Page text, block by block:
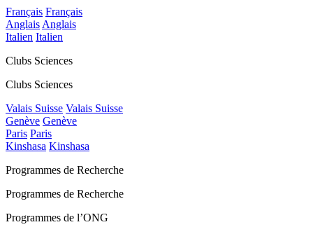
Français Français
Anglais Anglais
Italien Italien
Clubs Sciences
Clubs Sciences
Valais Suisse Valais Suisse
Genève Genève
Paris Paris
Kinshasa Kinshasa
Programmes de Recherche
Programmes de Recherche
Programmes de l’ONG